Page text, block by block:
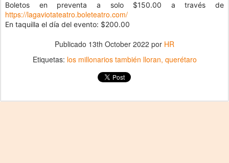
Boletos en preventa a solo $150.00 a través de
https://lagaviotateatro.boleteatro.com/
En taquilla el día del evento: $200.00
Publicado 13th October 2022 por HR
Etiquetas: los millonarios también lloran querétaro